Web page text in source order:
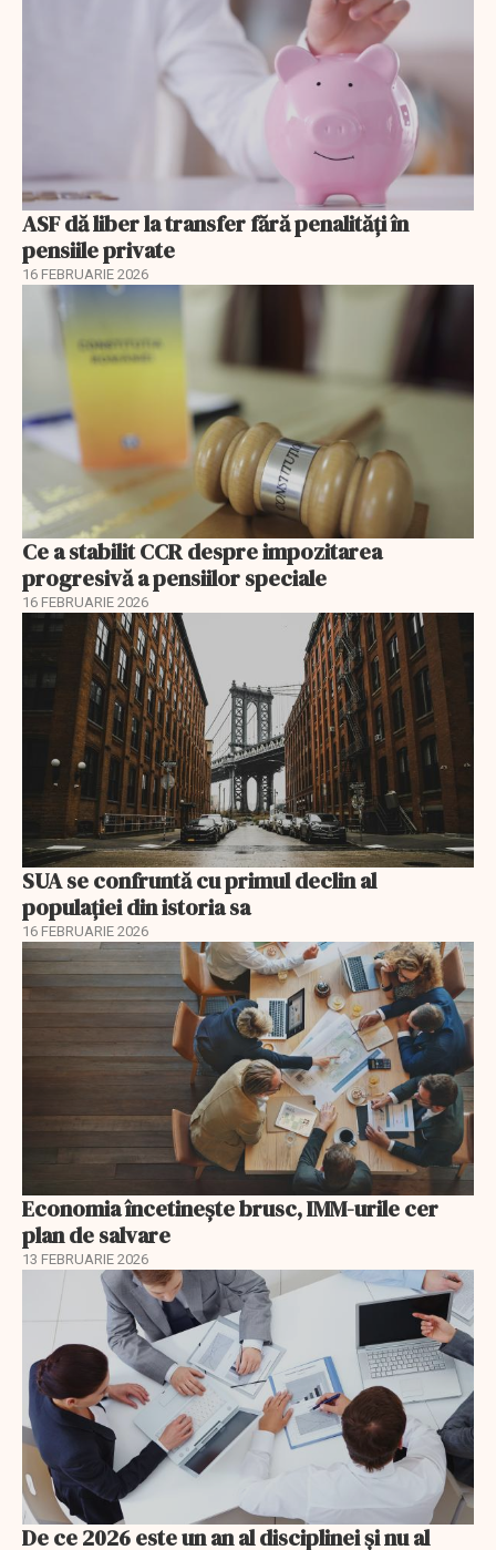
ASF dă liber la transfer fără penalități în
pensiile private
16 FEBRUARIE 2026
Ce a stabilit CCR despre impozitarea
progresivă a pensiilor speciale
16 FEBRUARIE 2026
SUA se confruntă cu primul declin al
populației din istoria sa
16 FEBRUARIE 2026
Economia încetinește brusc, IMM-urile cer
plan de salvare
13 FEBRUARIE 2026
De ce 2026 este un an al disciplinei și nu al